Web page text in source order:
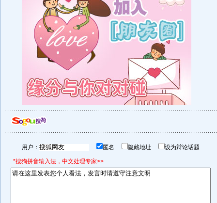
用户： 匿名 隐藏地址 设为辩论话题
*搜狗拼音输入法，中文处理专家>>